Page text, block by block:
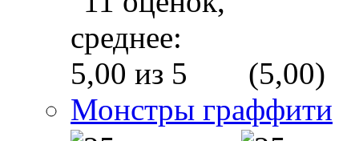
(5,00)
Монстры граффити